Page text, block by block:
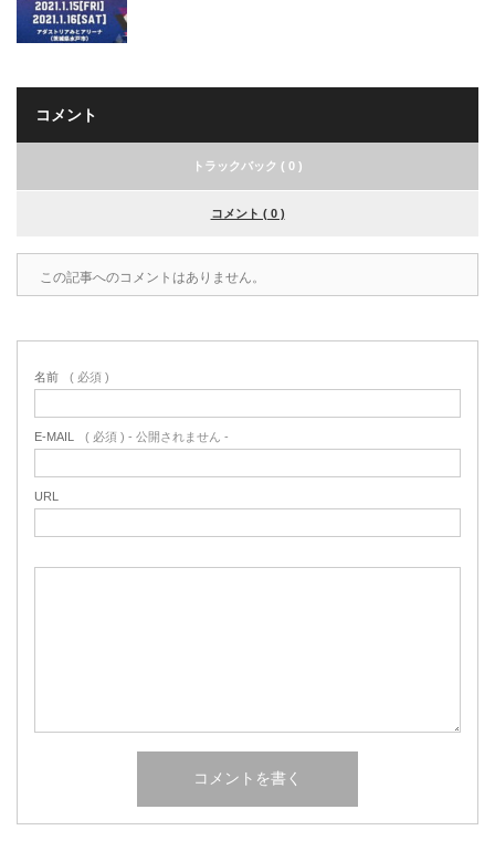
コメント
トラックバック ( 0 )
コメント ( 0 )
この記事へのコメントはありません。
名前 ( 必須 )
E-MAIL ( 必須 ) - 公開されません -
URL